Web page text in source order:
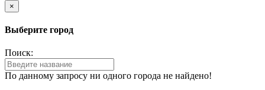
×
Выберите город
Поиск:
По данному запросу ни одного города не найдено!